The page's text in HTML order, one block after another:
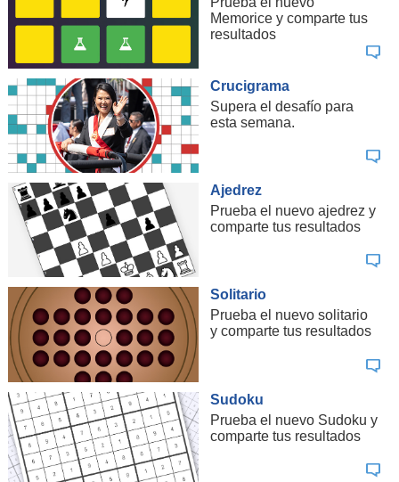
Memorice y comparte tus
resultados
Crucigrama
Supera el desafío para
esta semana.
Ajedrez
Prueba el nuevo ajedrez y
comparte tus resultados
Solitario
Prueba el nuevo solitario
y comparte tus resultados
Sudoku
Prueba el nuevo Sudoku y
comparte tus resultados